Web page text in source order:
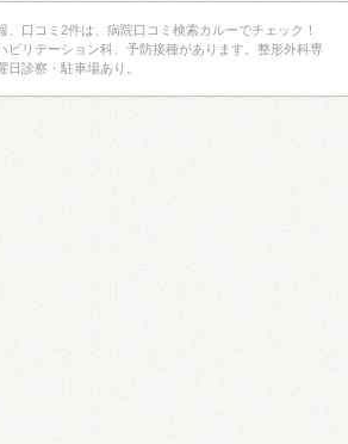
、口コミ2件は、病院口コミ検索カルーでチェック！
ビリテーション科、予防接種があります。整形外科専
診察・駐車場あり。